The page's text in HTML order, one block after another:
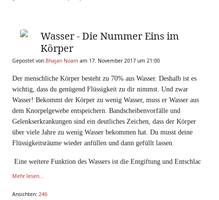
Wasser - Die Nummer Eins im
Körper
Gepostet von Bhajan Noam am 17. November 2017 um 21:00
Der menschliche Körper besteht zu 70% aus Wasser. Deshalb ist es
wichtig, dass du genügend Flüssigkeit zu dir nimmst. Und zwar
Wasser! Bekommt der Körper zu wenig Wasser, muss er Wasser aus
dem Knorpelgewebe entspeichern. Bandscheibenvorfälle und
Gelenkserkrankungen sind ein deutliches Zeichen, dass der Körper
über viele Jahre zu wenig Wasser bekommen hat. Du musst deine
Flüssigkeitsräume wieder anfüllen und dann gefüllt lassen.
Eine weitere Funktion des Wassers ist die Entgiftung und Entschlac
Mehr lesen...
Ansichten: 246